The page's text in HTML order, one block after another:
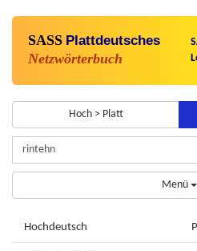
SASS Plattdeutsches
Netzwörterbuch
Hoch > Platt
Menü
Hochdeutsch